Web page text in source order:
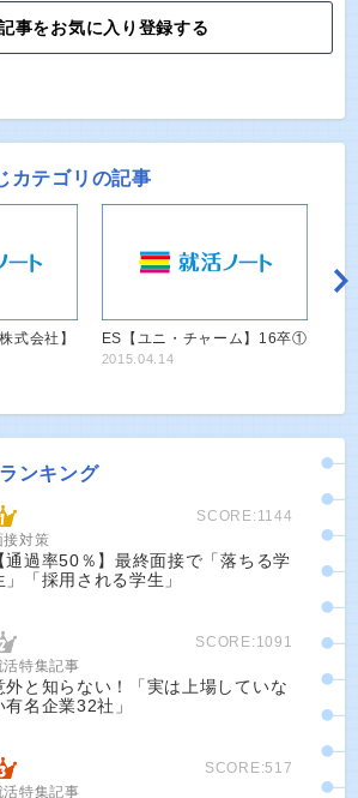
事をお気に入り登録する
カテゴリの記事
式会社】
ES【ユニ・チャーム】16卒①
2015.04.14
ンキング
SCORE:1144
接対策
通過率50％】最終面接で「落ちる学
」「採用される学生」
SCORE:1091
活特集記事
外と知らない！「実は上場していな
有名企業32社」
SCORE:517
活特集記事